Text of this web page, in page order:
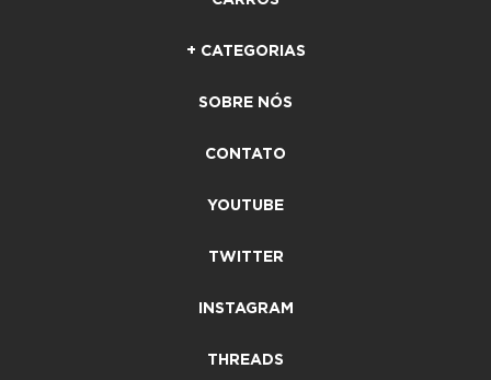
+ CATEGORIAS
SOBRE NÓS
CONTATO
YOUTUBE
TWITTER
INSTAGRAM
THREADS